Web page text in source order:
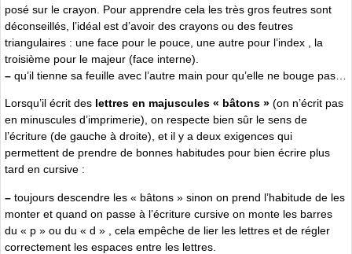
posé sur le crayon. Pour apprendre cela les très gros feutres sont
déconseillés, l’idéal est d’avoir des crayons ou des feutres
triangulaires : une face pour le pouce, une autre pour l’index , la
troisième pour le majeur (face interne).
– qu’il tienne sa feuille avec l’autre main pour qu’elle ne bouge pas…
Lorsqu’il écrit des lettres en majuscules « bâtons » (on n’écrit pas
en minuscules d’imprimerie), on respecte bien sûr le sens de
l’écriture (de gauche à droite), et il y a deux exigences qui
permettent de prendre de bonnes habitudes pour bien écrire plus
tard en cursive :
– toujours descendre les « bâtons » sinon on prend l’habitude de les
monter et quand on passe à l’écriture cursive on monte les barres
du « p » ou du « d » , cela empêche de lier les lettres et de régler
correctement les espaces entre les lettres.